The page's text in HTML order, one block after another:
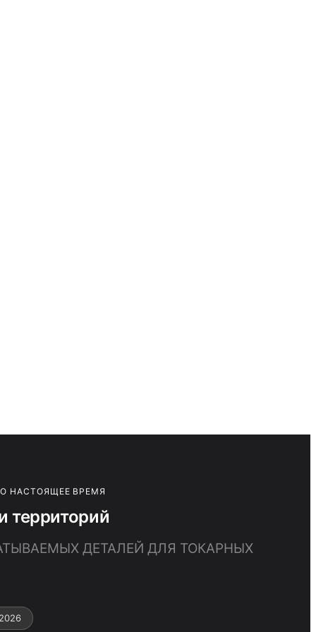
НАСТОЯЩЕЕ ВРЕМЯ
территорий
ДЕТАЛЕЙ ДЛЯ ТОКАРНЫХ